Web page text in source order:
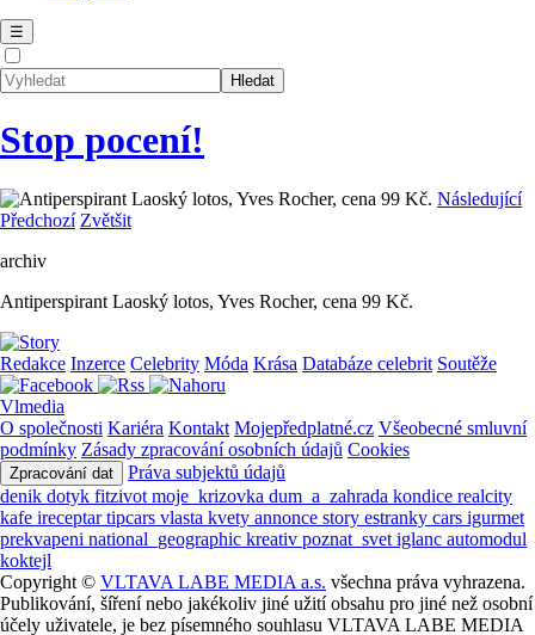
☰
Stop pocení!
Následující
Předchozí Zvětšit
archiv
Antiperspirant Laoský lotos, Yves Rocher, cena 99 Kč.
Redakce Inzerce Celebrity Móda Krása Databáze celebrit Soutěže
Vlmedia
O společnosti Kariéra Kontakt Mojepředplatné.cz Všeobecné smluvní
podmínky Zásady zpracování osobních údajů Cookies
Zpracování dat
Práva subjektů údajů
denik dotyk fitzivot moje_krizovka dum_a_zahrada kondice realcity
kafe ireceptartipcars vlasta kvety annonce story estranky cars igurmet
prekvapeni national_geographic kreativ poznat_svet iglanc automodul
koktejl
Copyright © VLTAVA LABE MEDIA a.s. všechna práva vyhrazena.
Publikování, šíření nebo jakékoliv jiné užití obsahu pro jiné než osobní
účely uživatele, je bez písemného souhlasu VLTAVA LABE MEDIA